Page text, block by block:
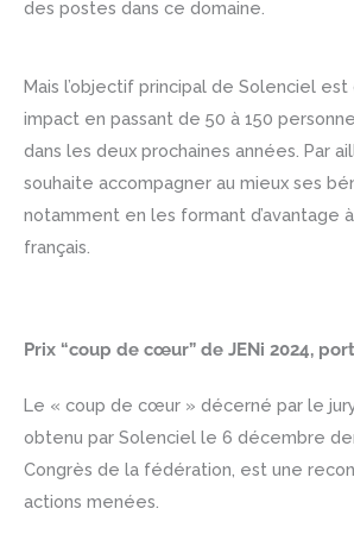
des postes dans ce domaine.
Mais l’objectif principal de Solenciel est
impact en passant de 50 à 150
dans les deux prochaines années. Par
souhaite accompagner au mieux ses
notamment en les formant d’avantage
français.
Prix “coup de cœur” de JENi 2024,
Le « coup de cœur » décerné par le jury
obtenu par Solenciel le 6 décembre
Congrès de la fédération, est une
actions menées.